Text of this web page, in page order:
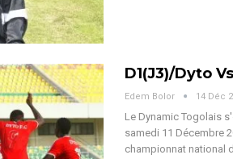
D1(J3)/Dyto
Edem Bolor 14 Déc
Le Dynamic Togolais
samedi 11 Décembre
championnat national